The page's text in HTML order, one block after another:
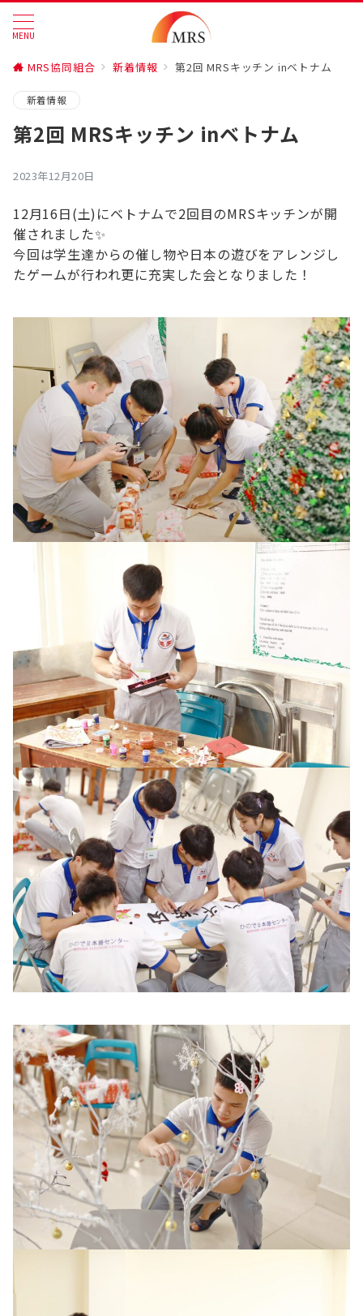
MENU
MRS協同組合 新着情報 第2回 MRSキッチン inベトナム
新着情報
第2回 MRSキッチン inベトナム
2023年12月20日
12月16日(土)にベトナムで2回目のMRSキッチンが開
催されました✨
今回は学生達からの催し物や日本の遊びをアレンジし
たゲームが行われ更に充実した会となりました！